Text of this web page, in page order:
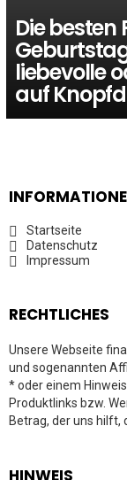
Die
liebevolle
auf
Startseite
Datenschutz
Impressum
RECHTLICHES
Unsere Webseite
und sogenannten
* oder einem
Produktlinks bzw.
Betrag, der uns hilft,
HINWEIS